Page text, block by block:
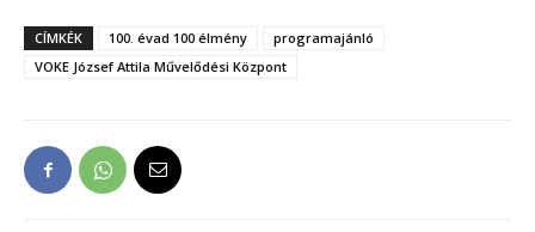
CÍMKÉK 100. évad 100 élmény
programajánló
VOKE József Attila Művelődési Központ